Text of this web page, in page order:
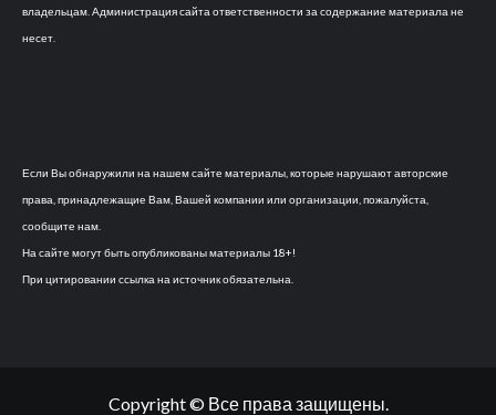
владельцам. Администрация сайта ответственности за содержание материала не
несет.
Если Вы обнаружили на нашем сайте материалы, которые нарушают авторские
права, принадлежащие Вам, Вашей компании или организации, пожалуйста,
сообщите нам.
На сайте могут быть опубликованы материалы 18+!
При цитировании ссылка на источник обязательна.
Copyright © Все права защищены.